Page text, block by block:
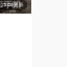
05-08更新